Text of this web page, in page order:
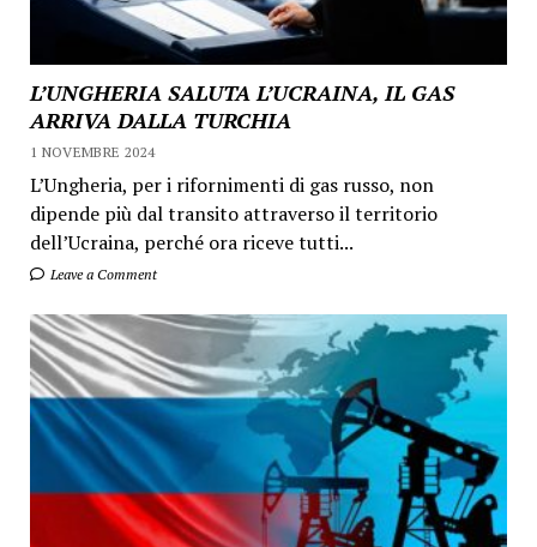
L’UNGHERIA SALUTA L’UCRAINA, IL GAS
ARRIVA DALLA TURCHIA
1 NOVEMBRE 2024
L’Ungheria, per i rifornimenti di gas russo, non
dipende più dal transito attraverso il territorio
dell’Ucraina, perché ora riceve tutti...
Leave a Comment